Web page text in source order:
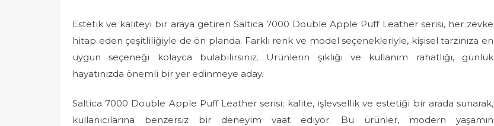
Estetik ve kaliteyi bir araya getiren Saltica 7000 Double Apple Puff Leather serisi, her zevke
hitap eden çeşitliliğiyle de ön planda. Farklı renk ve model seçenekleriyle, kişisel tarzınıza en
uygun seçeneği kolayca bulabilirsiniz. Ürünlerin şıklığı ve kullanım rahatlığı, günlük
hayatınızda önemli bir yer edinmeye aday.
Saltica 7000 Double Apple Puff Leather serisi; kalite, işlevsellik ve estetiği bir arada sunarak,
kullanıcılarına benzersiz bir deneyim vaat ediyor. Bu ürünler, modern yaşamın